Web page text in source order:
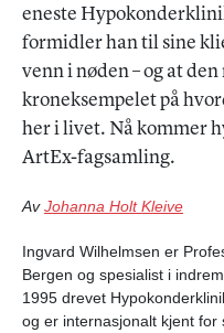
eneste
formidler han til sine
venn i nøden – og at
kroneksempelet på
her i livet. Nå kommer
ArtEx-fagsamling.
AvJohanna Holt Kleive
Ingvard Wilhelmsen er
Bergen og spesialist i
1995 drevet
og er internasjonalt kjent